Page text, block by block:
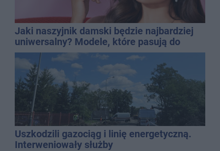
Jaki naszyjnik damski będzie najbardziej
uniwersalny? Modele, które pasują do
wielu stylizacji
Uszkodzili gazociąg i linię energetyczną.
Interweniowały służby